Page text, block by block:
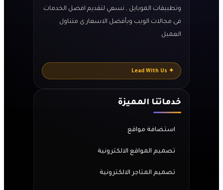
وتطبيقات الموبايل , نسعي لتقديم افضل الخدمات
فى مجالات الويب وبأفضل الاسعار ى متناول
العميل
✦ Lead With Us
خدماتنا المميزة
استضافة مواقع
تصميم المواقع الالكترونية
تصميم المتاجر الالكترونية